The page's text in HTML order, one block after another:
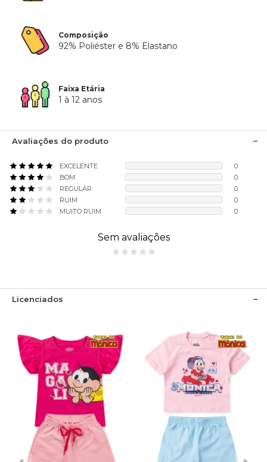
Composição
92% Poliéster e 8% Elastano
Faixa Etária
1 à 12 anos
Avaliações do produto
EXCELENTE
0
BOM
0
REGULAR
0
RUIM
0
MUITO RUIM
0
Sem avaliações
Licenciados